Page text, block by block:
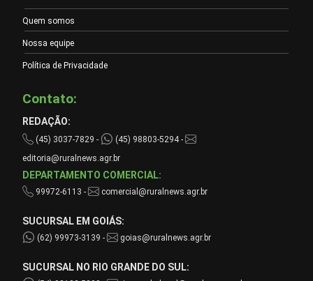
Quem somos
Nossa equipe
Política de Privacidade
Contato:
REDAÇÃO:
(45) 3037-7829 -
(45) 98803-5294 -
editoria@ruralnews.agr.br
DEPARTAMENTO COMERCIAL:
99972-6113 - comercial@ruralnews.agr.br
SUCURSAL EM GOIÁS:
(62) 99973-3139 - goias@ruralnews.agr.br
SUCURSAL NO RIO GRANDE DO SUL: